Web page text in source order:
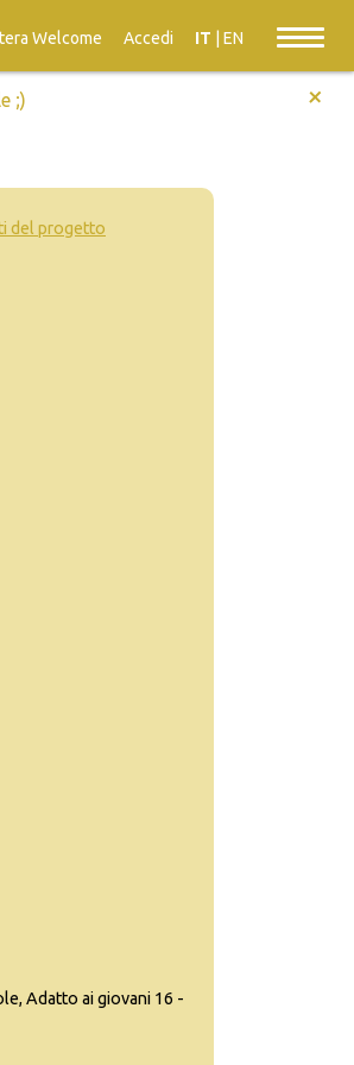
Welcome Accedi IT EN
;) +
del progetto
Adatto ai giovani 16 -